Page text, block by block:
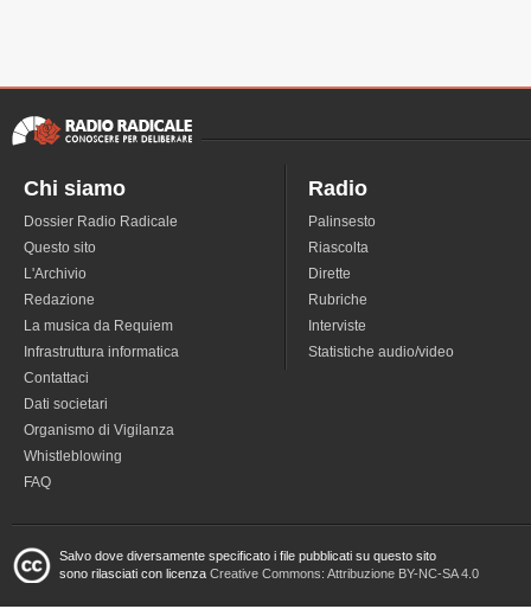
Chi siamo
Dossier Radio Radicale
Questo sito
L'Archivio
Redazione
La musica da Requiem
Infrastruttura informatica
Contattaci
Dati societari
Organismo di Vigilanza
Whistleblowing
FAQ
Radio
Palinsesto
Riascolta
Dirette
Rubriche
Interviste
Statistiche audio/video
Salvo dove diversamente specificato i file pubblicati su questo sito
sono rilasciati con licenza Creative Commons: Attribuzione BY-NC-SA 4.0